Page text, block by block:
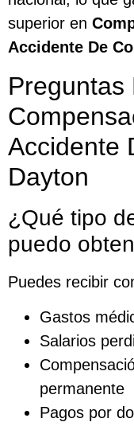
superior en
Accidente De
Preguntas
Accidente
Dayton
¿Qué tipo
puedo
Puedes recibir
Gastos
Salarios
permanente
Pagos por